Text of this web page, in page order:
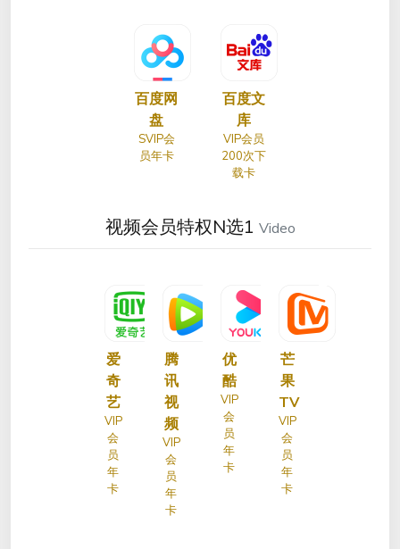
百度网
盘
SVIP会
员年卡
百度文
库
VIP会员
200次下
载卡
视频会员特权N选1 Video
爱
奇
艺
VIP
会
员
年
卡
腾
讯
视
频
VIP
会
员
年
卡
优
酷
VIP
会
员
年
卡
芒
果
TV
VIP
会
员
年
卡